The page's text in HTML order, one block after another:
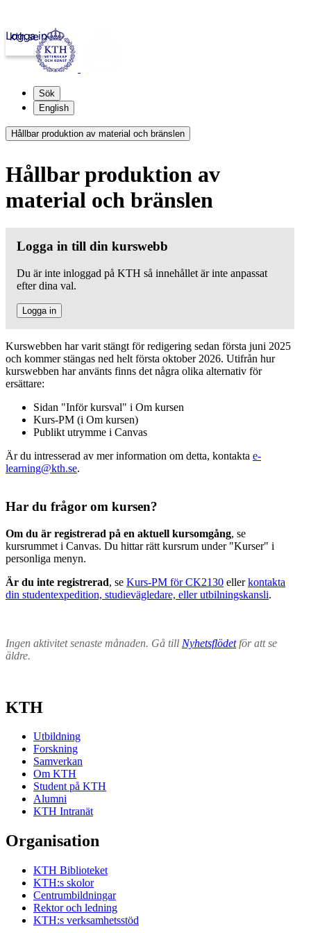
kth.se
Logga in
Sök
English
Hållbar produktion av material och bränslen
Hållbar produktion av
material och bränslen
Logga in till din kurswebb
Du är inte inloggad på KTH så innehållet är inte anpassat
efter dina val.
Logga in
Kurswebben har varit stängt för redigering sedan första juni 2025
och kommer stängas ned helt första oktober 2026. Utifrån hur
kurswebben har använts finns det några olika alternativ för
ersättare:
Sidan "Inför kursval" i Om kursen
Kurs-PM (i Om kursen)
Publikt utrymme i Canvas
Är du intresserad av mer information om detta, kontakta e-
learning@kth.se.
Har du frågor om kursen?
Om du är registrerad på en aktuell kursomgång, se
kursrummet i Canvas. Du hittar rätt kursrum under "Kurser" i
personliga menyn.
Är du inte registrerad, se Kurs-PM för CK2130 ellerkontakta
din studentexpedition, studievägledare, eller utbilningskansli.
Ingen aktivitet senaste månaden. Gå till Nyhetsflödetför att se
äldre.
KTH
Utbildning
Forskning
Samverkan
Om KTH
Student på KTH
Alumni
KTH Intranät
Organisation
KTH Biblioteket
KTH:s skolor
Centrumbildningar
Rektor och ledning
KTH:s verksamhetsstöd